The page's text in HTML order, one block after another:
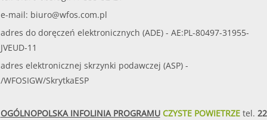
e-mail: biuro@wfos.com.pl
adres do doręczeń elektronicznych (ADE) - AE:PL-80497-31955-
JVEUD-11
adres elektronicznej skrzynki podawczej (ASP) -
/WFOSIGW/SkrytkaESP
OGÓLNOPOLSKA INFOLINIA PROGRAMUCZYSTE POWIETRZEtel. 22